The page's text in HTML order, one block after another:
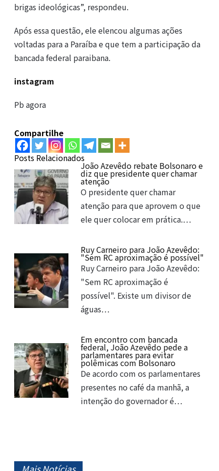
brigas ideológicas”, respondeu.
Após essa questão, ele elencou algumas ações
voltadas para a Paraíba e que tem a participação da
bancada federal paraibana.
instagram
Pb agora
Compartilhe
Posts Relacionados
João Azevêdo rebate Bolsonaro e
diz que presidente quer chamar
atenção
O presidente quer chamar
atenção para que aprovem o que
ele quer colocar em prática.…
Ruy Carneiro para João Azevêdo:
"Sem RC aproximação é possível"
Ruy Carneiro para João Azevêdo:
"Sem RC aproximação é
possível". Existe um divisor de
águas…
Em encontro com bancada
federal, João Azevêdo pede a
parlamentares para evitar
polêmicas com Bolsonaro
De acordo com os parlamentares
presentes no café da manhã, a
intenção do governador é…